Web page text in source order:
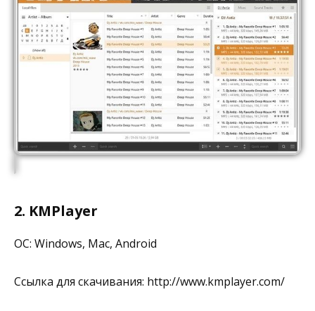
2. KMPlayer
ОС: Windows, Mac, Android
Ссылка для скачивания: http://www.kmplayer.com/